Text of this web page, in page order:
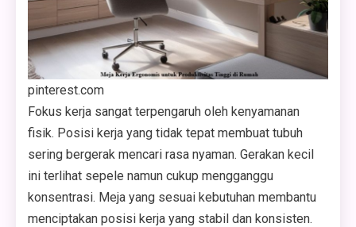
pinterest.com
Fokus kerja sangat terpengaruh oleh kenyamanan
fisik. Posisi kerja yang tidak tepat membuat tubuh
sering bergerak mencari rasa nyaman. Gerakan kecil
ini terlihat sepele namun cukup mengganggu
konsentrasi. Meja yang sesuai kebutuhan membantu
menciptakan posisi kerja yang stabil dan konsisten.